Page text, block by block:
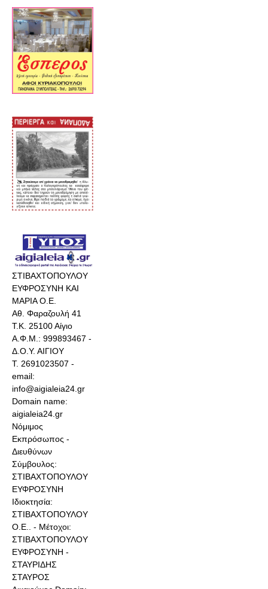
ΣΤΙΒΑΧΤΟΠΟΥΛΟΥ
ΕΥΦΡΟΣΥΝΗ ΚΑΙ
ΜΑΡΙΑ Ο.Ε.
Αθ. Φαραζουλή 41
Τ.Κ. 25100 Αίγιο
Α.Φ.Μ.: 999893467 -
Δ.Ο.Υ. ΑΙΓΙΟΥ
Τ. 2691023507 -
email:
info@aigialeia24.gr
Domain name:
aigialeia24.gr
Νόμιμος
Εκπρόσωπος -
Διευθύνων
Σύμβουλος:
ΣΤΙΒΑΧΤΟΠΟΥΛΟΥ
ΕΥΦΡΟΣΥΝΗ
Ιδιοκτησία:
ΣΤΙΒΑΧΤΟΠΟΥΛΟΥ
Ο.Ε.. - Μέτοχοι:
ΣΤΙΒΑΧΤΟΠΟΥΛΟΥ
ΕΥΦΡΟΣΥΝΗ -
ΣΤΑΥΡΙΔΗΣ
ΣΤΑΥΡΟΣ